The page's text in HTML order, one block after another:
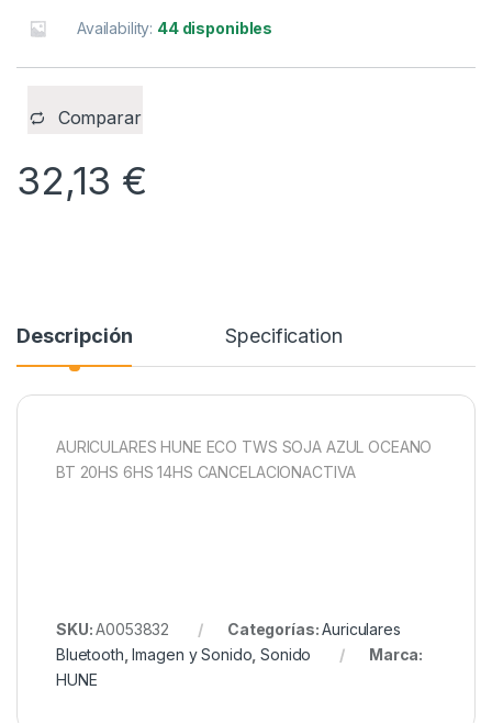
Availability: 44 disponibles
Comparar
32,13 €
Descripción Specification
AURICULARES HUNE ECO TWS SOJA AZUL OCEANO
BT 20HS 6HS 14HS CANCELACIONACTIVA
SKU:A0053832 Categorías:Auriculares
Bluetooth ,Imagen y Sonido ,Sonido
Marca:
HUNE